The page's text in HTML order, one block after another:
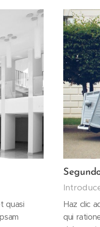
quasi
Haz clic
qui